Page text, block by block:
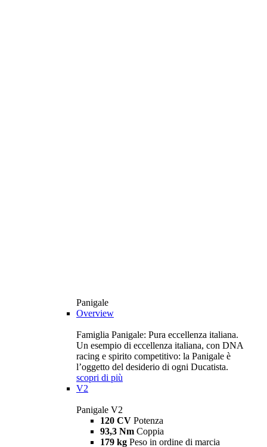
Panigale
Overview
Famiglia Panigale: Pura eccellenza italiana.
Un esempio di eccellenza italiana, con DNA
racing e spirito competitivo: la Panigale è
l’oggetto del desiderio di ogni Ducatista.
scopri di più
V2
Panigale V2
120 CV Potenza
93,3 Nm Coppia
179 kg Peso in ordine di marcia